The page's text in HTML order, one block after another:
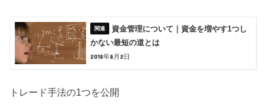
資金管理について｜資金を増やす1つし
かない最短の道とは
2018年8月2日
トレード手法の1つを公開